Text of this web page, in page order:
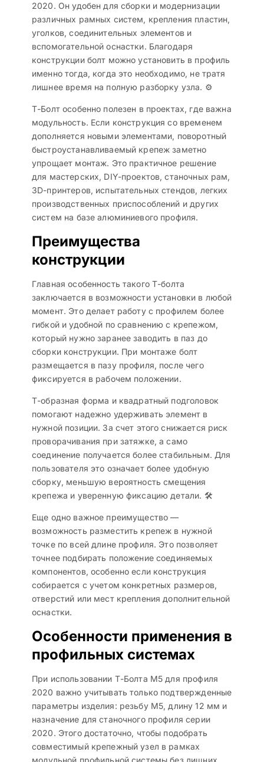
2020. Он удобен для сборки и модернизации
различных рамных систем, крепления пластин,
уголков, соединительных элементов и
вспомогательной оснастки. Благодаря
конструкции болт можно установить в профиль
именно тогда, когда это необходимо, не тратя
лишнее время на полную разборку узла. ⚙️
Т-Болт особенно полезен в проектах, где важна
модульность. Если конструкция со временем
дополняется новыми элементами, поворотный
быстроустанавливаемый крепеж заметно
упрощает монтаж. Это практичное решение
для мастерских, DIY-проектов, станочных рам,
3D-принтеров, испытательных стендов, легких
производственных приспособлений и других
систем на базе алюминиевого профиля.
Преимущества
конструкции
Главная особенность такого Т-болта
заключается в возможности установки в любой
момент. Это делает работу с профилем более
гибкой и удобной по сравнению с крепежом,
который нужно заранее заводить в паз до
сборки конструкции. При монтаже болт
размещается в пазу профиля, после чего
фиксируется в рабочем положении.
Т-образная форма и квадратный подголовок
помогают надежно удерживать элемент в
нужной позиции. За счет этого снижается риск
проворачивания при затяжке, а само
соединение получается более стабильным. Для
пользователя это означает более удобную
сборку, меньшую вероятность смещения
крепежа и уверенную фиксацию детали. 🛠️
Еще одно важное преимущество —
возможность разместить крепеж в нужной
точке по всей длине профиля. Это позволяет
точнее подбирать положение соединяемых
компонентов, особенно если конструкция
собирается с учетом конкретных размеров,
отверстий или мест крепления дополнительной
оснастки.
Особенности применения в
профильных системах
При использовании Т-Болта М5 для профиля
2020 важно учитывать только подтвержденные
параметры изделия: резьбу М5, длину 12 мм и
назначение для станочного профиля серии
2020. Этого достаточно, чтобы подобрать
совместимый крепежный узел в рамках